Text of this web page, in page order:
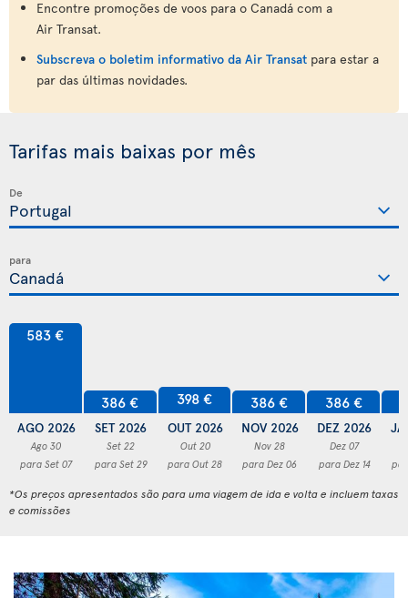
Encontre promoções de voos para o Canadá com a
Air Transat.
Subscreva o boletim informativo da Air Transat para estar a
par das últimas novidades.
Tarifas mais baixas por mês
De
para
583 €
AGO 2026
Ago 30
para Set 07
386 €
SET 2026
Set 22
para Set 29
398 €
OUT 2026
Out 20
para Out 28
386 €
NOV 2026
Nov 28
para Dez 06
386 €
DEZ 2026
Dez 07
para Dez 14
*Os preços apresentados são para uma viagem de ida e volta e incluem taxas
e comissões